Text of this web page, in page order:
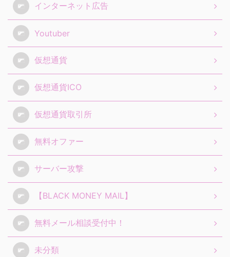
インターネット広告
Youtuber
仮想通貨
仮想通貨ICO
仮想通貨取引所
無料オファー
サーバー攻撃
【BLACK MONEY MAIL】
無料メール相談受付中！
未分類